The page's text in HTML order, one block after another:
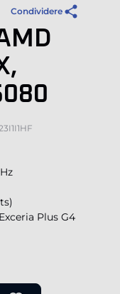
Condividere
Plus G4